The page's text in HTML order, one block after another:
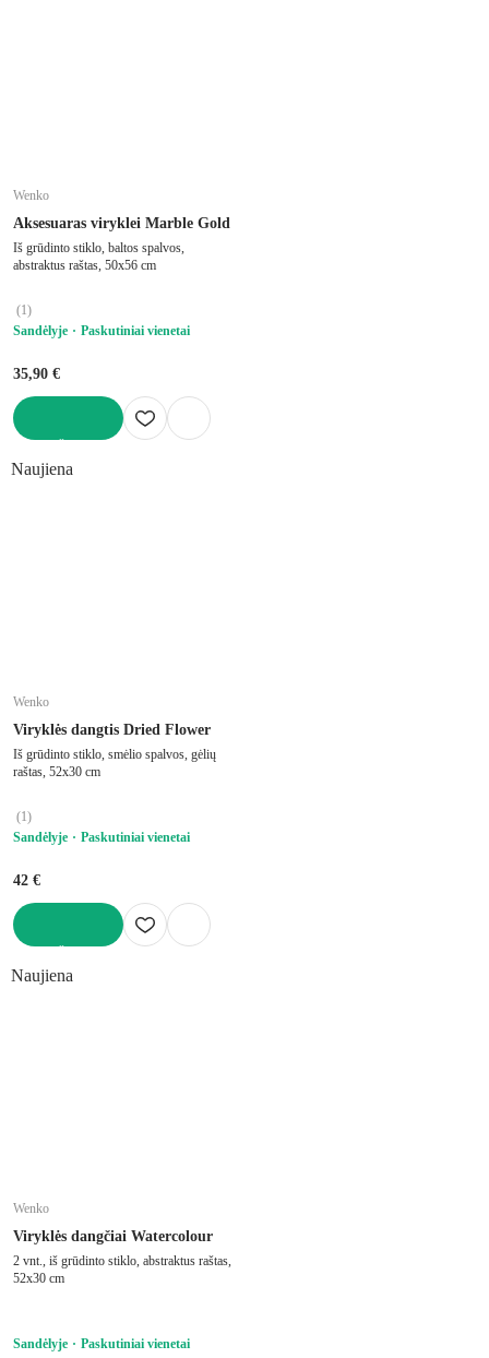
Wenko
Aksesuaras viryklei Marble Gold
Iš grūdinto stiklo, baltos spalvos,
abstraktus raštas, 50x56 cm
(1)
Sandėlyje
Paskutiniai vienetai
35,90 €
Naujiena
Wenko
Viryklės dangtis Dried Flower
Iš grūdinto stiklo, smėlio spalvos, gėlių
raštas, 52x30 cm
(1)
Sandėlyje
Paskutiniai vienetai
42 €
Naujiena
Wenko
Viryklės dangčiai Watercolour
2 vnt., iš grūdinto stiklo, abstraktus raštas,
52x30 cm
Sandėlyje Paskutiniai vienetai